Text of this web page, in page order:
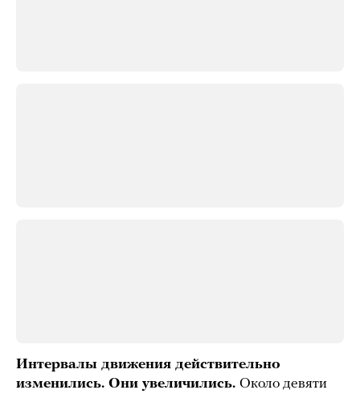
Интервалы движения действительно
изменились. Они увеличились. Около девяти